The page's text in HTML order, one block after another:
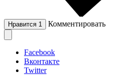
Нравится 1 Комментировать
Facebook
Вконтакте
Twitter